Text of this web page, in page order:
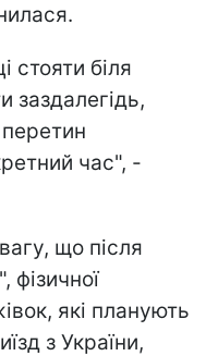
стояти біля
заздалегідь,
час", -
що після
які планують
з України,